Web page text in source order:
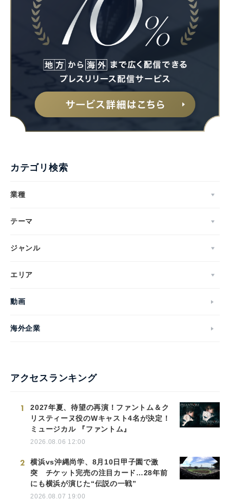
カテゴリ検索
業種
テーマ
ジャンル
エリア
動画
海外企業
アクセスランキング
1
2027年夏、待望の再演！ファントム＆ク
リスティーヌ役のWキャスト4名が決定！
ミュージカル 『ファントム』
2026.08.06 12:00
2
横浜vs沖縄尚学、8月10日甲子園で激
突 チケット完売の注目カード…28年前
にも横浜が演じた“伝説の一戦”
2026.08.07 19:00